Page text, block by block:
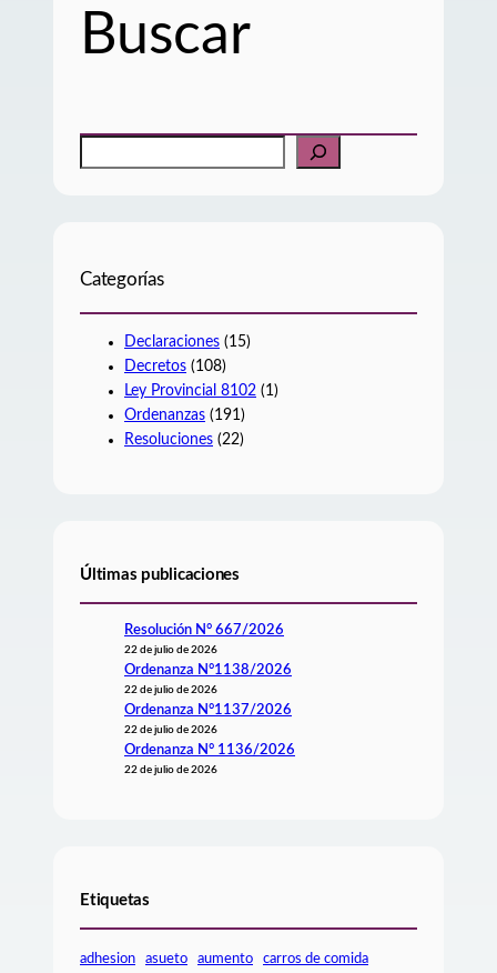
Buscar
u
r
Categorías
Declaraciones (15)
Decretos (108)
Ley Provincial 8102 (1)
Ordenanzas (191)
Resoluciones (22)
Últimas publicaciones
Resolución N° 667/2026
22 de julio de 2026
Ordenanza N°1138/2026
22 de julio de 2026
Ordenanza N°1137/2026
22 de julio de 2026
Ordenanza N° 1136/2026
22 de julio de 2026
Etiquetas
adhesion asueto aumento
carros de comida